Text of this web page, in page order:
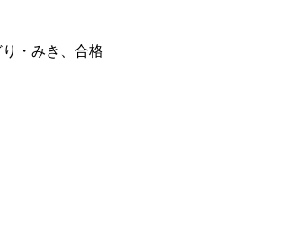
・みき、合格